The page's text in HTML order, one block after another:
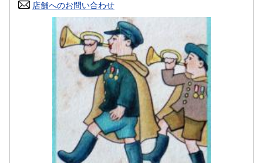
高知県 180円
180円
180円 大分県
180円 鹿児島県
180円
店舗へのお問い合わせ